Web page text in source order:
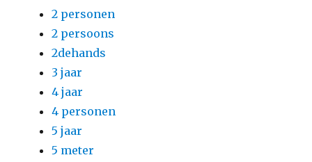
2 personen
2 persoons
2dehands
3 jaar
4 jaar
4 personen
5 jaar
5 meter